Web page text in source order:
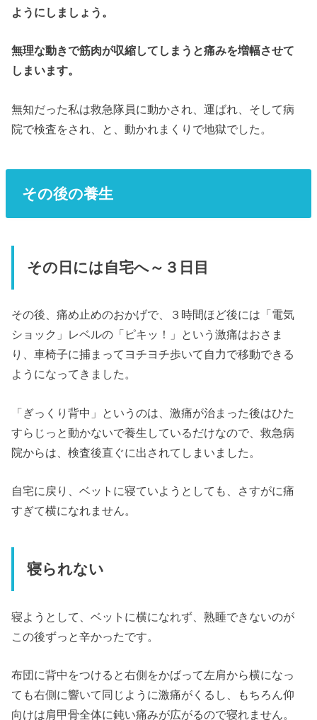
ようにしましょう。
無理な動きで筋肉が収縮してしまうと痛みを増幅させて
しまいます。
無知だった私は救急隊員に動かされ、運ばれ、そして病
院で検査をされ、と、動かれまくりで地獄でした。
その後の養生
その日には自宅へ～３日目
その後、痛め止めのおかげで、３時間ほど後には「電気
ショック」レベルの「ピキッ！」という激痛はおさま
り、車椅子に捕まってヨチヨチ歩いて自力で移動できる
ようになってきました。
「ぎっくり背中」というのは、激痛が治まった後はひた
すらじっと動かないで養生しているだけなので、救急病
院からは、検査後直ぐに出されてしまいました。
自宅に戻り、ベットに寝ていようとしても、さすがに痛
すぎて横になれません。
寝られない
寝ようとして、ベットに横になれず、熟睡できないのが
この後ずっと辛かったです。
布団に背中をつけると右側をかばって左肩から横になっ
ても右側に響いて同じように激痛がくるし、もちろん仰
向けは肩甲骨全体に鈍い痛みが広がるので寝れません。